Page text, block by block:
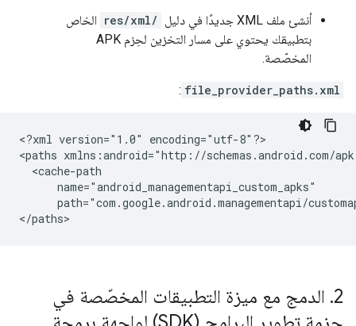
أنشئ ملف XML جديدًا في دليل res/xml/ الخاص
بتطبيقك يحتوي على مسار التخزين لحِزم APK
المخصّصة.
file_provider_paths.xml
:
<?xml version="1.0"
encoding="utf-8"?>
<paths
path="com.google.android.managementapi/
2
. الدمج مع ميزة التطبيقات المخصّصة في